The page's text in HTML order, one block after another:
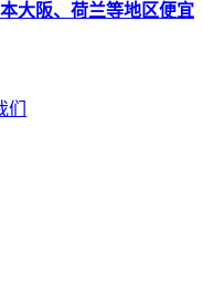
大阪、荷兰等地区便宜